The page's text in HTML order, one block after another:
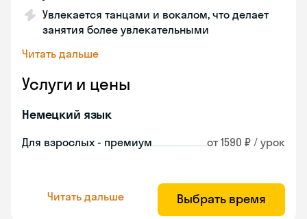
Увлекается танцами и вокалом, что делает
занятия более увлекательными
Читать дальше
Услуги и цены
Немецкий язык
Для взрослых - премиум от 1590 ₽ / урок
Читать дальше Выбрать время